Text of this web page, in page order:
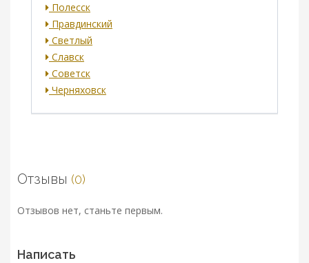
Полесск
Правдинский
Светлый
Славск
Советск
Черняховск
Отзывы (0)
Отзывов нет, станьте первым.
Написать